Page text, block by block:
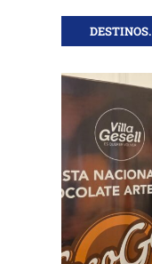
DESTINOS.